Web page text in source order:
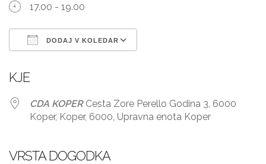
17.00 - 19.00
DODAJ V KOLEDAR
KJE
CDA KOPERCesta Zore Perello Godina 3, 6000
Koper, Koper, 6000, Upravna enota Koper
VRSTA DOGODKA